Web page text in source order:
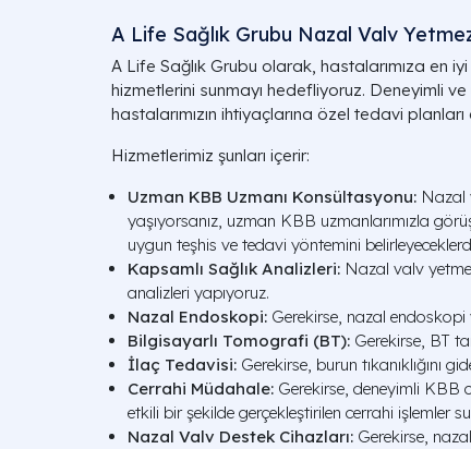
A Life Sağlık Grubu Nazal Valv
A Life Sağlık Grubu olarak, hastalarımıza en
hizmetlerini sunmayı hedefliyoruz. Deneyimli ve
hastalarımızın ihtiyaçlarına özel tedavi planları
Hizmetlerimiz şunları içerir:
Uzman KBB Uzmanı Konsültasyonu: Nazal
yaşıyorsanız, uzman KBB uzmanlarımızla
uygun teşhis ve tedavi yöntemini
Kapsamlı Sağlık Analizleri: Nazal valv
analizleri yapıyoruz.
Nazal Endoskopi: Gerekirse, nazal endoskopi
Bilgisayarlı Tomografi (BT): Gerekirse, BT
İlaç Tedavisi: Gerekirse, burun tıkanıklığını
Cerrahi Müdahale: Gerekirse, deneyimli KBB
etkili bir şekilde gerçekleştirilen cerrahi işlemler
Nazal Valv Destek Cihazları: Gerekirse,